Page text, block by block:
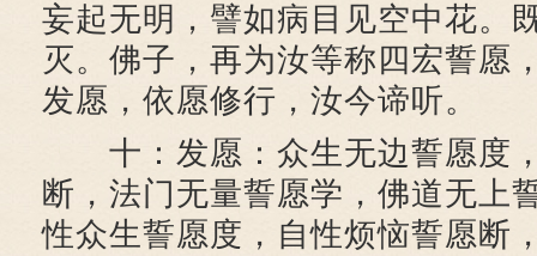
妄起无明，譬如病目见空中花。
灭。佛子，再为汝等称四宏誓愿
发愿，依愿修行，汝今谛听。
十：发愿：众生无边誓愿度
断，法门无量誓愿学，佛道无上
性众生誓愿度，自性烦恼誓愿断